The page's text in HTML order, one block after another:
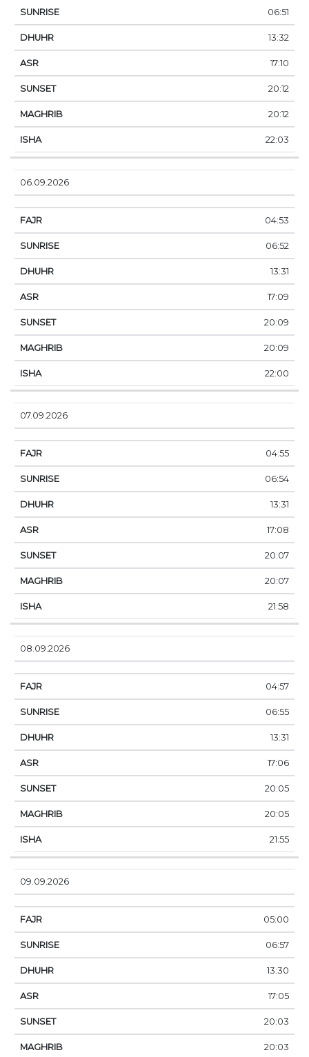
06:51
13:32
17:10
20:12
20:12
22:03
06.09.2026
04:53
06:52
13:31
17:09
20:09
20:09
22:00
07.09.2026
04:55
06:54
13:31
17:08
20:07
20:07
21:58
08.09.2026
04:57
06:55
13:31
17:06
20:05
20:05
21:55
09.09.2026
05:00
06:57
13:30
17:05
20:03
20:03